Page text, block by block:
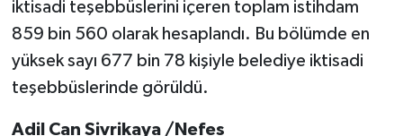
iktisadi teşebbüslerini içeren toplam istihdam
859 bin 560 olarak hesaplandı. Bu bölümde en
yüksek sayı 677 bin 78 kişiyle belediye iktisadi
teşebbüslerinde görüldü.
Adil Can Sivrikaya /Nefes